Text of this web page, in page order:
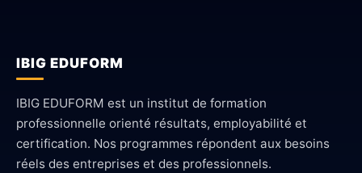
IBIG EDUFORM
IBIG EDUFORM est un institut de formation
professionnelle orienté résultats, employabilité et
certification. Nos programmes répondent aux besoins
réels des entreprises et des professionnels.